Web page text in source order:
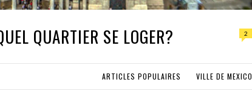
QUARTIER SE LOGER? 2
ARTICLES POPULAIRES VILLE DE MEXICO